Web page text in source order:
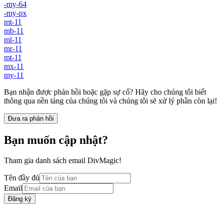
-my-64
-my-px
mt-11
mb-11
ml-11
mr-11
mt-11
mx-11
my-11
Bạn nhận được phản hồi hoặc gặp sự cố? Hãy cho chúng tôi biết
thông qua nền tảng của chúng tôi và chúng tôi sẽ xử lý phần còn lại!
Đưa ra phản hồi
Bạn muốn cập nhật?
Tham gia danh sách email DivMagic!
Tên đầy đủ
Email
Đăng ký